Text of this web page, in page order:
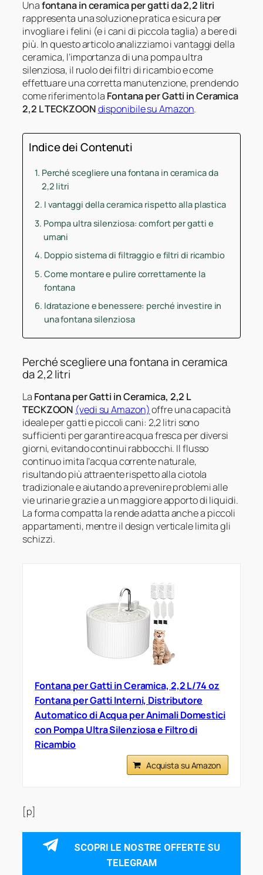
Unafontana in ceramica per gatti da 2,2 litri
rappresenta una soluzione pratica e sicura per
invogliare i felini (e i cani di piccola taglia) a bere di
più. In questo articolo analizziamo i vantaggi della
ceramica, l’importanza di una pompa ultra
silenziosa, il ruolo dei filtri di ricambio e come
effettuare una corretta manutenzione, prendendo
come riferimento la Fontana per Gatti in Ceramica
2,2 L TECKZOONdisponibile su Amazon.
Indice dei Contenuti
Perché scegliere una fontana in ceramica da
2,2 litri
I vantaggi della ceramica rispetto alla plastica
Pompa ultra silenziosa: comfort per gatti e
umani
Doppio sistema di filtraggio e filtri di ricambio
Come montare e pulire correttamente la
fontana
Idratazione e benessere: perché investire in
una fontana silenziosa
Perché scegliere una fontana in ceramica
da 2,2 litri
La Fontana per Gatti in Ceramica, 2,2 L
TECKZOON (vedi su Amazon)offre una capacità
ideale per gatti e piccoli cani: 2,2 litri sono
sufficienti per garantire acqua fresca per diversi
giorni, evitando continui rabbocchi. Il flusso
continuo imita l’acqua corrente naturale,
risultando più attraente rispetto alla ciotola
tradizionale e aiutando a prevenire problemi alle
vie urinarie grazie a un maggiore apporto di liquidi.
La forma compatta la rende adatta anche a piccoli
appartamenti, mentre il design verticale limita gli
schizzi.
Fontana per Gatti in Ceramica, 2,2 L/74 oz
Fontana per Gatti Interni, Distributore
Automatico di Acqua per Animali Domestici
con Pompa Ultra Silenziosa e Filtro di
Ricambio
Acquista su Amazon
[p]
SCOPRI LE NOSTRE OFFERTE SU
TELEGRAM